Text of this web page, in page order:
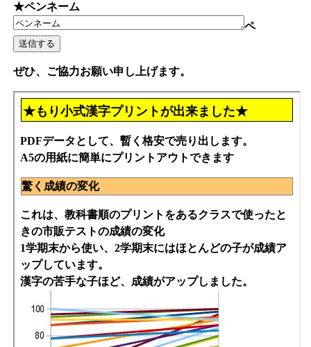
★ペンネーム
ペ
ぜひ、ご協力お願い申し上げます。